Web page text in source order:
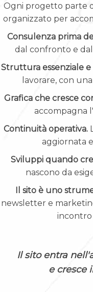
Ogni progetto parte
organizzato per
Consulenza prima
dal confronto e
Struttura essenziale
lavorare, con
Grafica che cresce
accompagna
Continuità operativa.
aggiornata
Sviluppi quando
nascono da
Il sito è uno
newsletter e
incontro
Il sito entra
e cresce